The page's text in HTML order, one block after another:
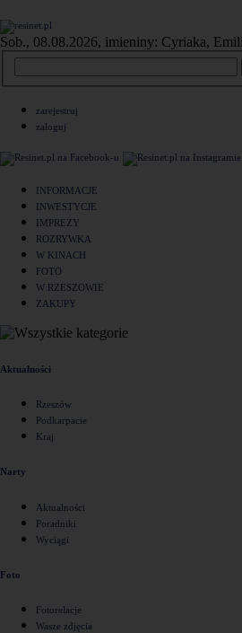
Sob., 08.08.2026, imieniny: Cyriaka,
zarejestruj
zaloguj
INFORMACJE
INWESTYCJE
IMPREZY
ROZRYWKA
W KINACH
FOTO
W RZESZOWIE
ZAKUPY
Aktualności
Rzeszów
Podkarpacie
Kraj
Narty
Aktualności
Poradniki
Wyciągi
Foto
Fotorelacje
Wasze zdjęcia